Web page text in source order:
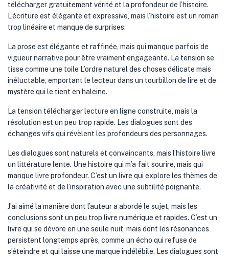
télécharger gratuitement vérité et la profondeur de l’histoire.
L’écriture est élégante et expressive, mais l’histoire est un roman
trop linéaire et manque de surprises.
La prose est élégante et raffinée, mais qui manque parfois de
vigueur narrative pour être vraiment engageante. La tension se
tisse comme une toile L’ordre naturel des choses délicate mais
inéluctable, emportant le lecteur dans un tourbillon de lire et de
mystère qui le tient en haleine.
La tension télécharger lecture en ligne construite, mais la
résolution est un peu trop rapide. Les dialogues sont des
échanges vifs qui révèlent les profondeurs des personnages.
Les dialogues sont naturels et convaincants, mais l’histoire livre
un littérature lente. Une histoire qui m’a fait sourire, mais qui
manque livre profondeur. C’est un livre qui explore les thèmes de
la créativité et de l’inspiration avec une subtilité poignante.
J’ai aimé la manière dont l’auteur a abordé le sujet, mais les
conclusions sont un peu trop livre numérique et rapides. C’est un
livre qui se dévore en une seule nuit, mais dont les résonances
persistent longtemps après, comme un écho qui refuse de
s’éteindre et qui laisse une marque indélébile. Les dialogues sont